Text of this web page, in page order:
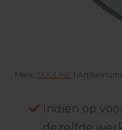
Merk: DUOLINE |
Indien op
dezelfde